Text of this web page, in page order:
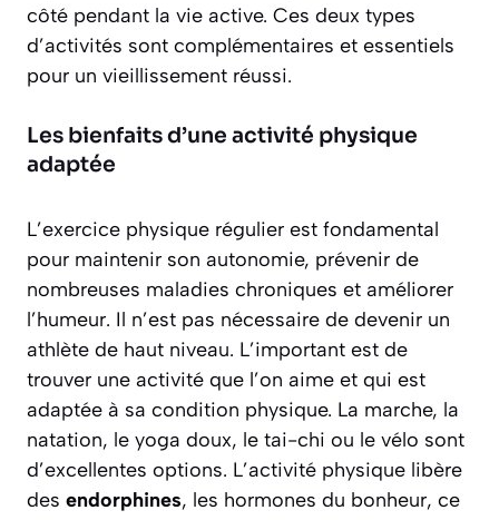
côté pendant la vie active. Ces deux types
d’activités sont complémentaires et essentiels
pour un vieillissement réussi.
Les bienfaits d’une activité physique
adaptée
L’exercice physique régulier est fondamental
pour maintenir son autonomie, prévenir de
nombreuses maladies chroniques et améliorer
l’humeur. Il n’est pas nécessaire de devenir un
athlète de haut niveau. L’important est de
trouver une activité que l’on aime et qui est
adaptée à sa condition physique. La marche, la
natation, le yoga doux, le tai-chi ou le vélo sont
d’excellentes options. L’activité physique libère
des endorphines, les hormones du bonheur, ce